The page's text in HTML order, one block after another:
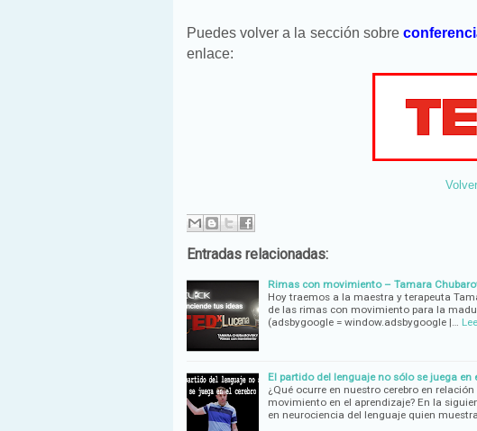
Puedes volver a la sección sobre
enlace:
Volver
Entradas relacionadas:
Rimas con movimiento – Tamara
Hoy traemos a la maestra y terapeuta
de las rimas con movimiento para la
(adsbygoogle = window.adsbygoogle |…
El partido del lenguaje no sólo se juega en
¿Qué ocurre en nuestro cerebro en
movimiento en el aprendizaje? En la
en neurociencia del lenguaje quien